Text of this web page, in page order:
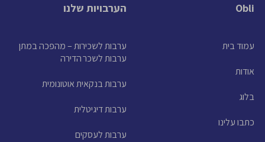
Obli
עמוד בית
אודות
בלוג
כתבו עלינו
הערבויות שלנו
ערבות לשכירות – מהפכה במתן
ערבות לשכר הדירה
ערבות בנקאית אוטונומית
ערבות דיגיטלית
ערבות לעסקים